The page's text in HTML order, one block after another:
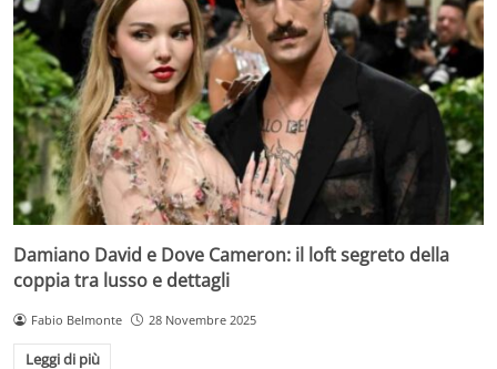
Damiano David e Dove Cameron: il loft segreto della
coppia tra lusso e dettagli
Fabio Belmonte 28 Novembre 2025
Leggi di più